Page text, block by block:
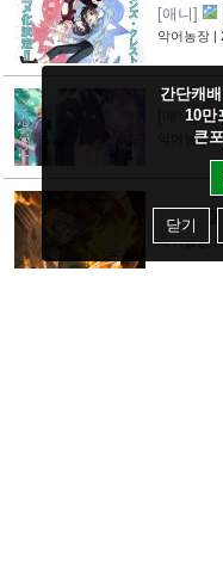
[애니]
악어농장 |
[애니]
악어농장|
[애니]
PV 공개
악어농장 |
간단캐
10만
큰
닫기